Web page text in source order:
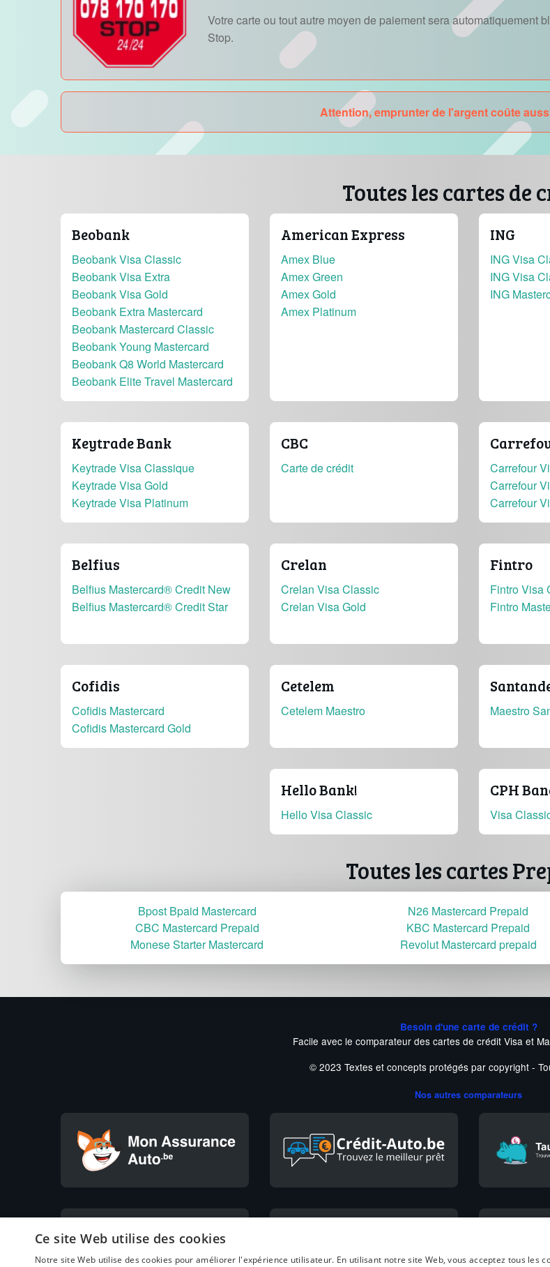
Votre carte ou tout autre moyen de paiement sera
Stop.
Attention, emprunter de l'argent coûte
Toutes les cartes de
Beobank
Beobank Visa Classic
Beobank Visa Extra
Beobank Visa Gold
Beobank Extra Mastercard
Beobank Mastercard Classic
Beobank Young Mastercard
Beobank Q8 World Mastercard
Beobank Elite Travel Mastercard
American Express
Amex Blue
Amex Green
Amex Gold
Amex Platinum
ING
ING Visa
ING Visa
ING
Keytrade Bank
Keytrade Visa Classique
Keytrade Visa Gold
Keytrade Visa Platinum
CBC
Carte de crédit
Carrefour
Carrefour
Carrefour
Belfius
Belfius Mastercard® Credit New
Belfius Mastercard® Credit Star
Crelan
Crelan Visa Classic
Crelan Visa Gold
Fintro
Fintro Visa
Fintro
Cofidis
Cofidis Mastercard
Cofidis Mastercard Gold
Cetelem
Cetelem Maestro Maestro
Hello Bank!
Hello Visa Classic
CPH
Visa
Toutes les cartes
Bpost Bpaid Mastercard N26 Mastercard Prepaid
CBC Mastercard Prepaid
KBC Mastercard Prepaid
Monese Starter Mastercard
Revolut Mastercard prepaid
Besoin d'une carte de crédit ?
Facile avec le comparateur des cartes de crédit Visa et
© 2023 Textes et concepts protégés par copyright -
Nos autres comparateurs
Ce site Web utilise des cookies
Notre site Web utilise des cookies pour améliorer l'expérience utilisateur. En utilisant notre site Web, vous acceptez tous les